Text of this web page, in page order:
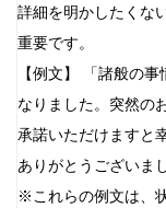
詳細を明かしたくな
重要です。
【例文】 「諸般の
なりました。突然の
承諾いただけますと
ありがとうございま
※これらの例文は、